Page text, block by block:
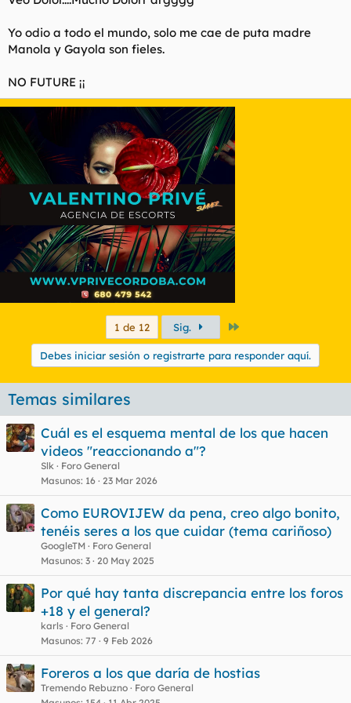
Yo odio a todo el mundo, solo me cae de puta madre
Manola y Gayola son fieles.
NO FUTURE ¡¡
1 de 12 Sig.
Debes iniciar sesión o registrarte para responder aquí.
Temas similares
Cuál es el esquema mental de los que hacen
videos "reaccionando a"?
Slk
Foro General
Masunos 16 23 Mar 2026
Como EUROVIJEW da pena, creo algo bonito,
tenéis seres a los que cuidar (tema cariñoso)
GoogleTM
Foro General
Masunos 3 20 May 2025
Por qué hay tanta discrepancia entre los foros
+18 y el general?
karls
Foro General
Masunos 77 9 Feb 2026
Foreros a los que daría de hostias
Tremendo Rebuzno
Foro General